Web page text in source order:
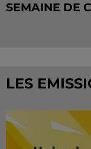
SEMAINE DE
LES